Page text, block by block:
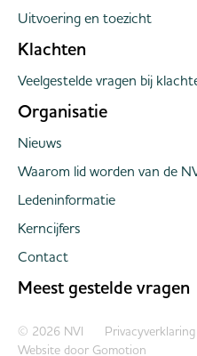
Uitvoering en toezicht
Klachten
Veelgestelde vragen bij
Organisatie
Nieuws
Waarom lid worden van de
Ledeninformatie
Kerncijfers
Contact
Meest gestelde vragen
Copyright
© 2026 NVI Privacyverklaring
Website door Gomotion